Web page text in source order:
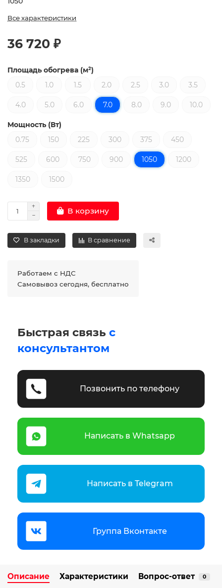
Все характеристики
36 720 ₽
Площадь обогрева (м²)
0.5
1.0 1.5 2.0 2.5 3.0 3.5
4.0 5.0 6.0 7.0 8.0 9.0 10.0
Мощность (Вт)
0.75
150 225 300 375 450
525 600 750 900 1050 1200
1350 1500
В корзину
В закладки В сравнение
Работаем с НДС
Самовывоз сегодня, бесплатно
Быстрая связь с
консультантом
Позвонить по телефону
Написать в Whatsapp
Написать в Telegram
Группа Вконтакте
Описание Характеристики Вопрос-ответ 0